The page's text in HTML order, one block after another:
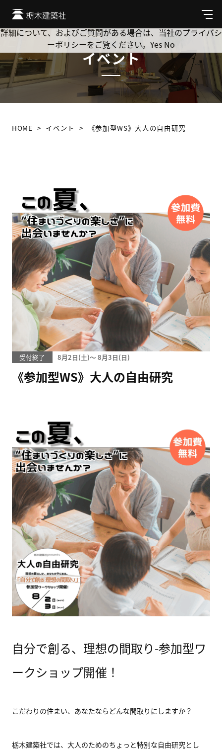
メ
ニ
ュ
イベント
HOME イベント 《参加型WS》大人の自由研究
受付終了 8月2日( )〜 8月3日( )
《参加型WS》大人の自由研究
自分で創る、理想の間取り-参加型ワ
ークショップ開催！
こだわりの住まい、あなたならどんな間取りにしますか？
栃木建築社では、大人のためのちょっと特別な自由研究とし
Cookie を使用して、お客様の活動を追跡してもよろしいです
か? 当社ではお客様のプライバシーを極めて重視しています。
詳細について、およびご質問がある場合は、当社のプライバシ
ーポリシーをご覧ください。 Yes No